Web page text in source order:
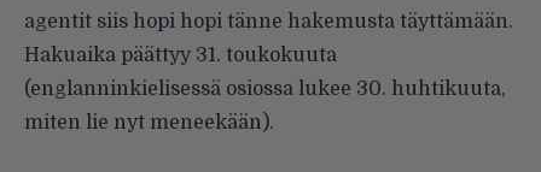
agentit siis hopi hopi tänne hakemusta täyttämään.
Hakuaika päättyy 31. toukokuuta
(englanninkielisessä osiossa lukee 30. huhtikuuta,
miten lie nyt meneekään).